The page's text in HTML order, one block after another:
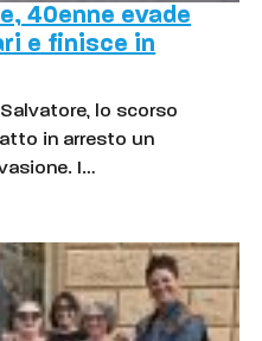
40enne evade
e finisce in
lo scorso
in arresto un
I…